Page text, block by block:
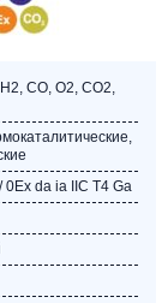
CO, O2, СО2,
0Ех dа ia IIС T4 Ga